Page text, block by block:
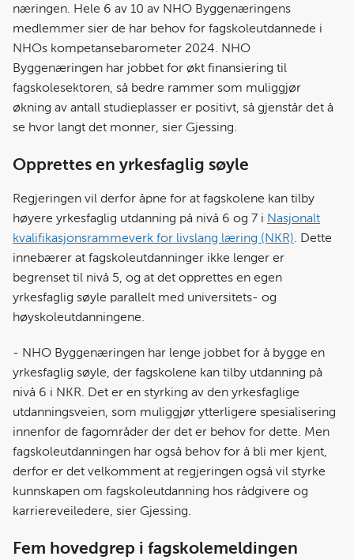
næringen. Hele 6 av 10 av NHO Byggenæringens
medlemmer sier de har behov for fagskoleutdannede i
NHOs kompetansebarometer 2024. NHO
Byggenæringen har jobbet for økt finansiering til
fagskolesektoren, så bedre rammer som muliggjør
økning av antall studieplasser er positivt, så gjenstår det å
se hvor langt det monner, sier Gjessing.
Opprettes en yrkesfaglig søyle
Regjeringen vil derfor åpne for at fagskolene kan tilby
høyere yrkesfaglig utdanning på nivå 6 og 7 i Nasjonalt
kvalifikasjonsrammeverk for livslang læring (NKR). Dette
innebærer at fagskoleutdanninger ikke lenger er
begrenset til nivå 5, og at det opprettes en egen
yrkesfaglig søyle parallelt med universitets- og
høyskoleutdanningene.
- NHO Byggenæringen har lenge jobbet for å bygge en
yrkesfaglig søyle, der fagskolene kan tilby utdanning på
nivå 6 i NKR. Det er en styrking av den yrkesfaglige
utdanningsveien, som muliggjør ytterligere spesialisering
innenfor de fagområder der det er behov for dette. Men
fagskoleutdanningen har også behov for å bli mer kjent,
derfor er det velkomment at regjeringen også vil styrke
kunnskapen om fagskoleutdanning hos rådgivere og
karriereveiledere, sier Gjessing.
Fem hovedgrep i fagskolemeldingen